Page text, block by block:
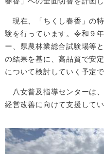
現在、「ちくし春香」の
験を行っています。令和９
ー、県農林業総合試験場等
の結果を基に、高品質で安
について検討していく予定で
八女普及指導センターは
経営改善に向けて支援してい